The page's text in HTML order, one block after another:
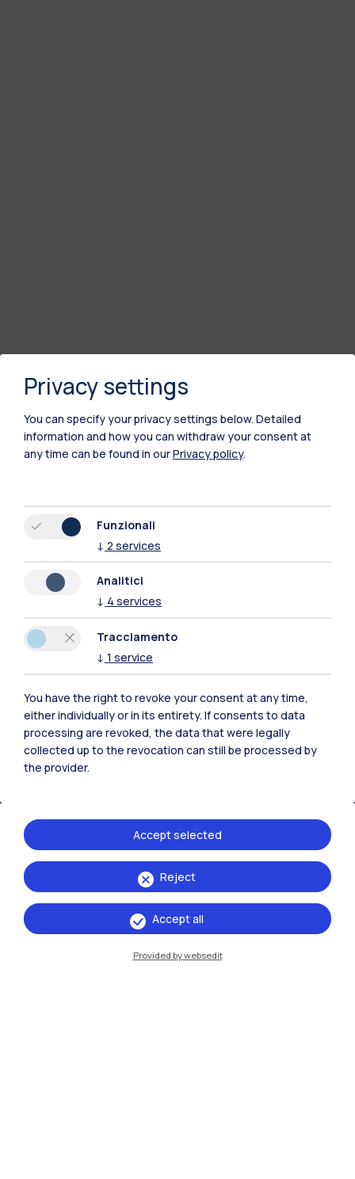
Polimi Community
Residenze
Milano Leonardo
Milano Bovisa
Cremona
Privacy settings
You can specify your privacy settings below. Detailed
information and how you can withdraw your consent at
any time can be found in ourPrivacy policy.
Funzionali
↓ 2 services
Analitici
↓ 4 services
Tracciamento
↓ 1 service
You have the right to revoke your consent at any time,
either individually or in its entirety. If consents to data
processing are revoked, the data that were legally
collected up to the revocation can still be processed by
the provider.
Reject
Accept selected
Accept all
Provided by websedit